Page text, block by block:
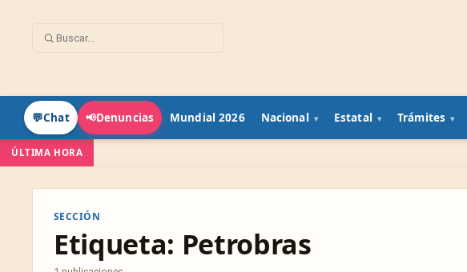
💬Chat 📢Denuncias Mundial 2026 Nacional Estatal Trámites
ÚLTIMA HORA
SECCIÓN
Etiqueta: Petrobras